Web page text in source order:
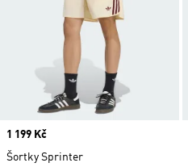
Price
1 199 Kč
Šortky Sprinter